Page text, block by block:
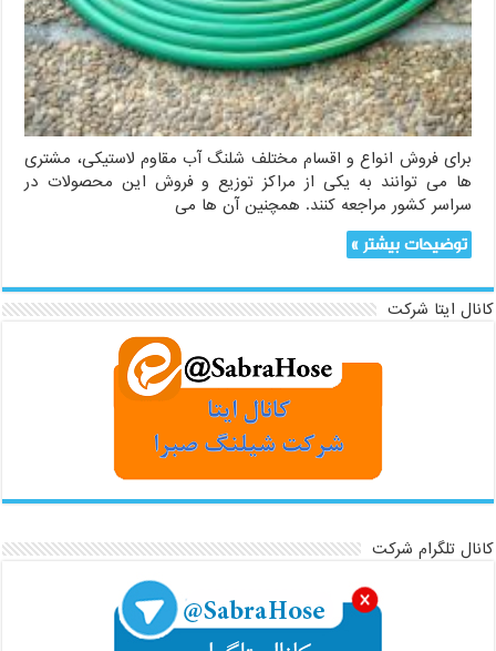
برای فروش انواع و اقسام مختلف شلنگ آب مقاوم لاستیکی، مشتری
ها می توانند به یکی از مراکز توزیع و فروش این محصولات در
سراسر کشور مراجعه کنند. همچنین آن ها می
توضیحات بیشتر »
کانال ایتا شرکت
کانال تلگرام شرکت